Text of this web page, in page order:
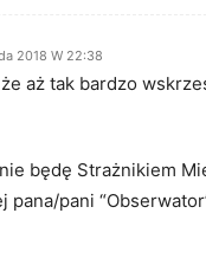
2018 W 22:38
aż tak bardzo
będę Strażnikiem
pani